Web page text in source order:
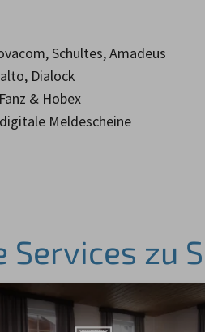
Schultes, Amadeus
Dialock
& Hobex
Meldescheine
Services zu